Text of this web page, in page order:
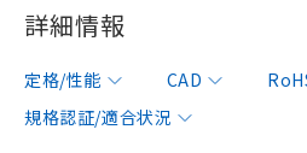
詳細情報
定格/性能 CAD
規格認証/適合状況